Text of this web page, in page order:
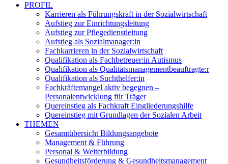
PROFIL
Karrieren als Führungskraft in der Sozialwirtschaft
Aufstieg zur Einrichtungsleitung
Aufstieg zur Pflegedienstleitung
Aufstieg als Sozialmanager:in
Fachkarrieren in der Sozialwirtschaft
Qualifikation als Fachbetreuer:in Autismus
Qualifikation als Qualitätsmanagementbeauftragte:r
Qualifikation als Suchthelfer:in
Fachkräftemangel aktiv begegnen –
Personalentwicklung für Träger
Quereinstieg als Fachkraft Eingliederungshilfe
Quereinstieg mit Grundlagen der Sozialen Arbeit
THEMEN
Gesamtübersicht Bildungsangebote
Management & Führung
Personal & Weiterbildung
Gesundheitsförderung & Gesundheitsmanagement